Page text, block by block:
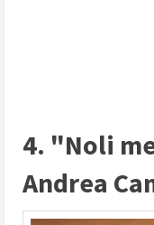
4. "Noli
Andrea